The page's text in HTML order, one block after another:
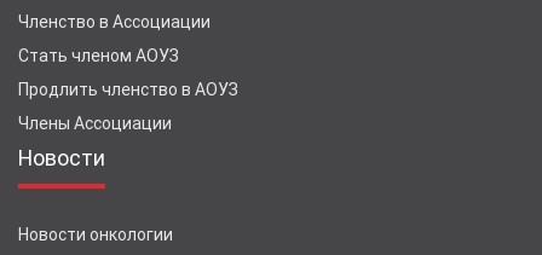
Членство в Ассоциации
Стать членом АОУЗ
Продлить членство в АОУЗ
Члены Ассоциации
Новости
Новости онкологии